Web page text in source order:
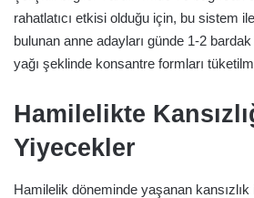
rahatlatıcı etkisi olduğu için, bu sistem
bulunan anne adayları günde 1-2
yağı şeklinde konsantre formları
Hamilelikte
Yiyecekler
Hamilelik döneminde yaşanan